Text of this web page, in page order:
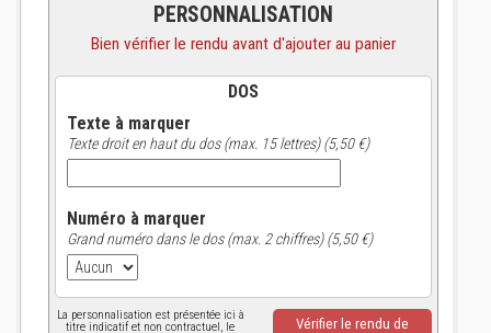
PERSONNALISATION
Bien vérifier le rendu avant d'ajouter au panier
DOS
Texte à marquer
Texte droit en haut du dos (max. 15 lettres) (5,50 €)
Numéro à marquer
Grand numéro dans le dos (max. 2 chiffres) (5,50 €)
La personnalisation est présentée ici à
titre indicatif et non contractuel, le
Vérifier le rendu de